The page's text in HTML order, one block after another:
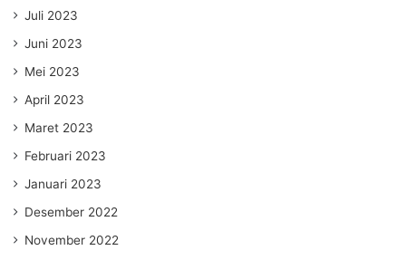
Juli 2023
Juni 2023
Mei 2023
April 2023
Maret 2023
Februari 2023
Januari 2023
Desember 2022
November 2022